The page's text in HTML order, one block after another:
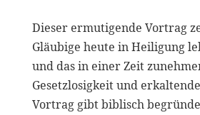
Dieser ermutigende Vortrag
Gläubige heute in Heiligung
und das in einer Zeit
Gesetzlosigkeit und
Vortrag gibt biblisch